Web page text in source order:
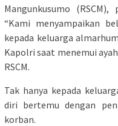
Mangunkusumo
“Kami menyampaikan
kepada keluarga
Kapolri saat menemui
RSCM.
Tak hanya kepada
diri bertemu dengan
korban.